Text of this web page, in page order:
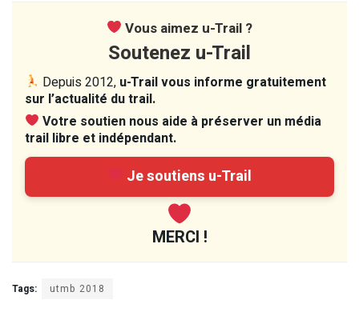
Vous aimez u-Trail ?
Soutenez u-Trail
Depuis 2012, u-Trail vous informe gratuitement
sur l’actualité du trail.
Votre soutien nous aide à préserver un média
trail libre et indépendant.
Je soutiens u-Trail
MERCI !
Tags: utmb 2018